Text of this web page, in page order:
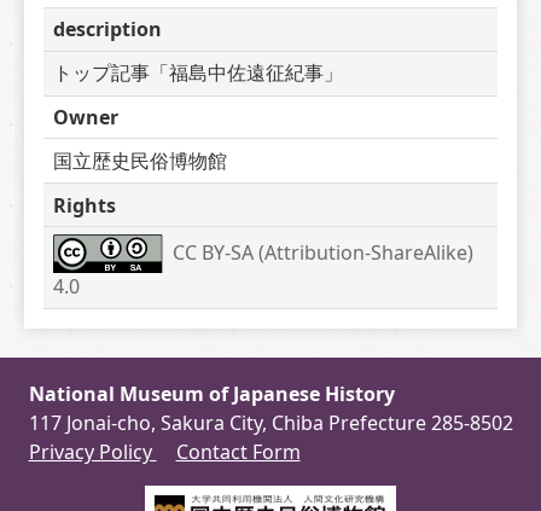
description
トップ記事「福島中佐遠征紀事」
Owner
国立歴史民俗博物館
Rights
CC BY-SA (Attribution-ShareAlike)
4.0
National Museum of Japanese History
117 Jonai-cho, Sakura City, Chiba Prefecture 285-8502
Privacy Policy
Contact Form